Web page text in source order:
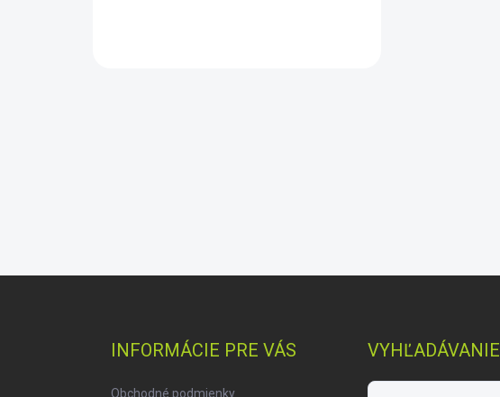
INFORMÁCIE PRE VÁS
Obchodné podmienky
VYHĽADÁVANIE